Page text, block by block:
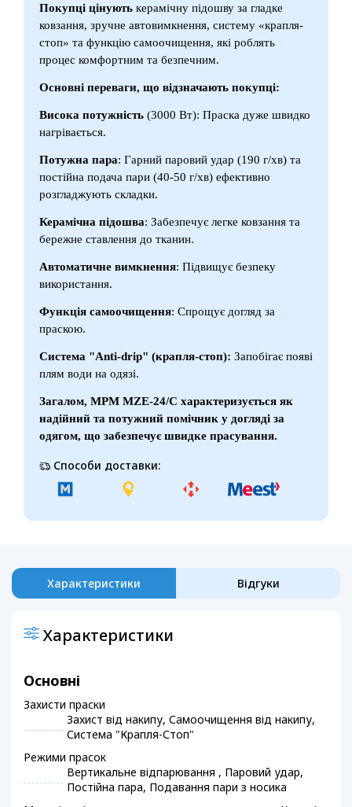
Покупці цінують керамічну підошву за гладке
ковзання, зручне автовимкнення, систему «крапля-
стоп» та функцію самоочищення, які роблять
процес комфортним та безпечним.
Основні переваги, що відзначають покупці:
Висока потужність (3000 Вт): Праска дуже швидко
нагрівається.
Потужна пара: Гарний паровий удар (190 г/хв) та
постійна подача пари (40-50 г/хв) ефективно
розгладжують складки.
Керамічна підошва: Забезпечує легке ковзання та
бережне ставлення до тканин.
Автоматичне вимкнення: Підвищує безпеку
використання.
Функція самоочищення: Спрощує догляд за
праскою.
Система "Anti-drip" (крапля-стоп): Запобігає появі
плям води на одязі.
Загалом, MPM MZE-24/C характеризується як
надійний та потужний помічник у догляді за
одягом, що забезпечує швидке прасування.
Способи доставки:
Характеристики Відгуки
Характеристики
Основні
Захисти праски
Захист від накипу, Самоочищення від накипу,
Система "Крапля-Стоп"
Режими прасок
Вертикальне відпарювання , Паровий удар,
Постійна пара, Подавання пари з носика